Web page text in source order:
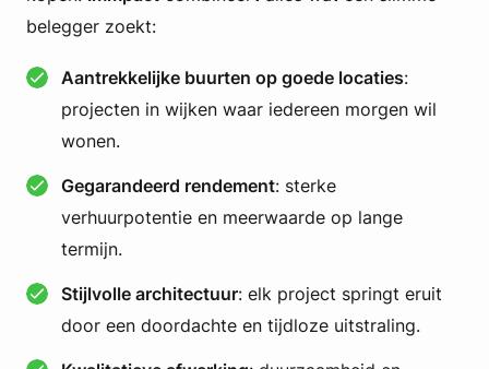
belegger zoekt:
Aantrekkelijke buurten op goede locaties:
projecten in wijken waar iedereen morgen wil
wonen.
Gegarandeerd rendement: sterke
verhuurpotentie en meerwaarde op lange
termijn.
Stijlvolle architectuur: elk project springt eruit
door een doordachte en tijdloze uitstraling.